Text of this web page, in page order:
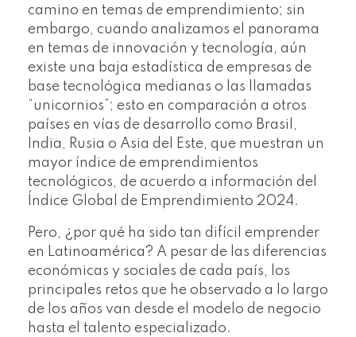
camino en temas de emprendimiento; sin
embargo, cuando analizamos el panorama
en temas de innovación y tecnología, aún
existe una baja estadística de empresas de
base tecnológica medianas o las llamadas
“unicornios”; esto en comparación a otros
países en vías de desarrollo como Brasil,
India, Rusia o Asia del Este, que muestran un
mayor índice de emprendimientos
tecnológicos, de acuerdo a información del
Índice Global de Emprendimiento 2024.
Pero, ¿por qué ha sido tan difícil emprender
en Latinoamérica? A pesar de las diferencias
económicas y sociales de cada país, los
principales retos que he observado a lo largo
de los años van desde el modelo de negocio
hasta el talento especializado.